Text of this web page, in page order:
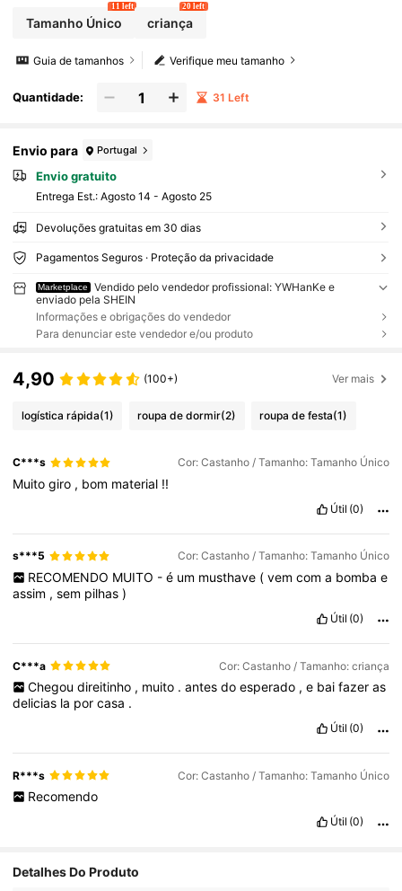
Tamanho Único
11 left
criança
20 left
Verifique meu tamanho
Guia de tamanhos
Quantidade: 31 Left
Envio para Portugal
Envio gratuito
Entrega Est.: Agosto 14 - Agosto 25
Devoluções gratuitas em 30 dias
Pagamentos Seguros · Proteção da privacidade
Marketplace
Vendido pelo vendedor profissional: YWHanKe e
enviado pela SHEIN
Informações e obrigações do vendedor
Para denunciar este vendedor e/ou produto
4,90 (100+) Ver mais
logística rápida(1) roupa de dormir(2) roupa de festa(1)
C***s Cor: Castanho / Tamanho: Tamanho Único
Muitogiro , bom material !!
Útil (0)
s***5 Cor: Castanho / Tamanho: Tamanho Único
RECOMENDO MUITO - é um musthave ( vem com a bomba e
assim ,sem pilhas)
Útil (0)
C***a Cor: Castanho / Tamanho: criança
Chegou direitinho , muito . antes do esperado , e bai fazer as
delicias la porcasa .
Útil (0)
R***s Cor: Castanho / Tamanho: Tamanho Único
Recomendo
Útil (0)
Detalhes Do Produto